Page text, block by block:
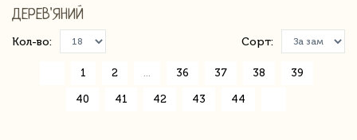
ДЕРЕВ'ЯНИЙ
Кол-во: Сорт:
1 2 36 37 38 39
40 41 42 43 44